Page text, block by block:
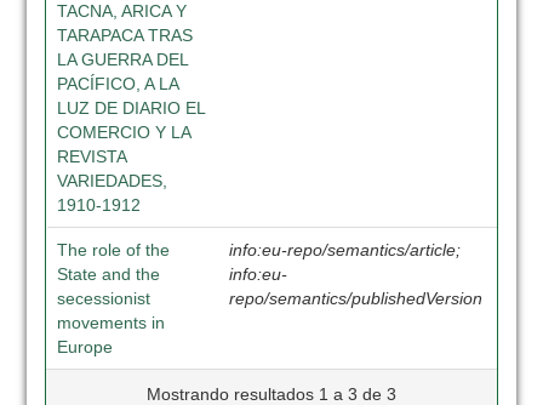
TACNA, ARICA Y
TARAPACA TRAS
LA GUERRA DEL
PACÍFICO, A LA
LUZ DE DIARIO EL
COMERCIO Y LA
REVISTA
VARIEDADES,
1910-1912
The role of the
State and the
secessionist
movements in
Europe
info:eu-repo/semantics/article;
info:eu-
repo/semantics/publishedVersion
Mostrando resultados 1 a 3 de 3